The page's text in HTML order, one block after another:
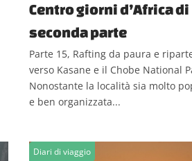
Centro giorni d’Africa di
seconda parte
Parte 15, Rafting da paura e
verso Kasane e il Chobe National
Nonostante la località sia molto
e ben organizzata...
Diari di viaggio